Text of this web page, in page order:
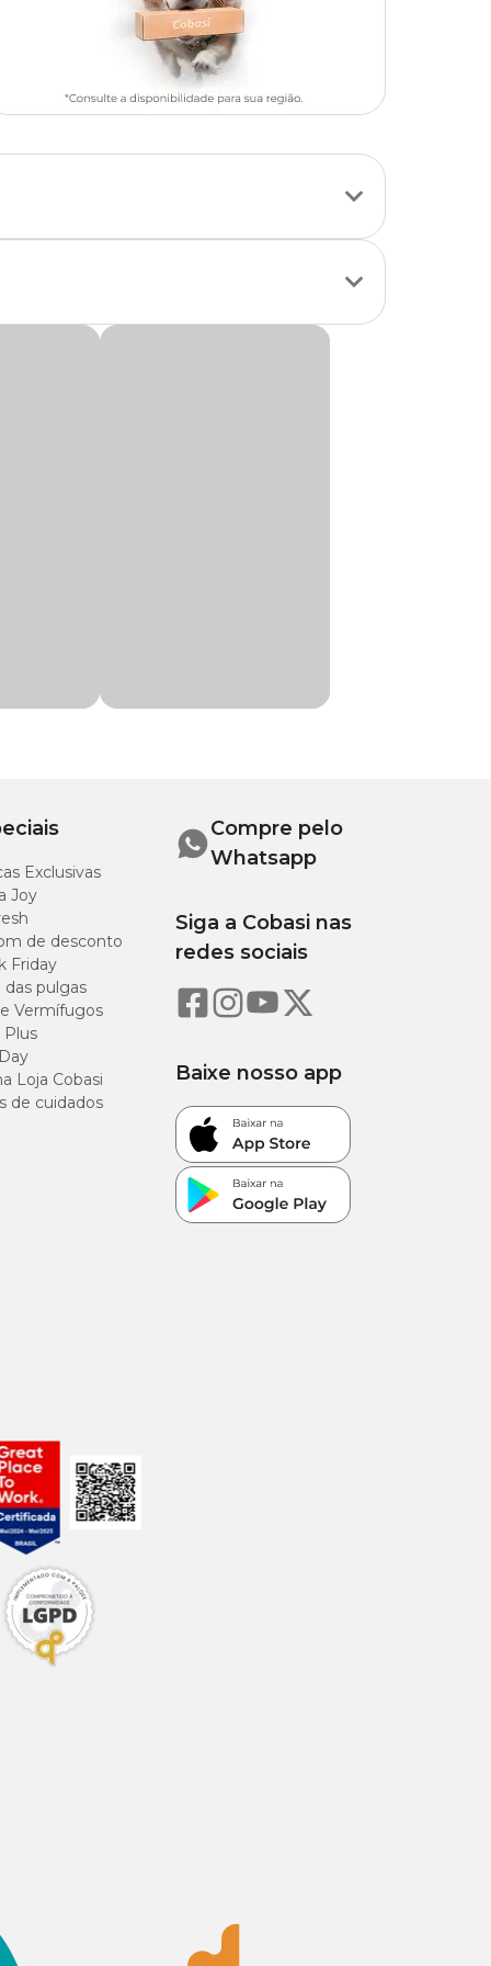
homogênea
etapa, agitar
os parasitas
cabeça,
ajudá-los,
na garganta
Exclusivas
Joy
de desconto
Friday
das pulgas
Vermífugos
Plus
Loja Cobasi
de cuidados
Compre pelo
Whatsapp
Siga a Cobasi nas
redes sociais
Baixe nosso app